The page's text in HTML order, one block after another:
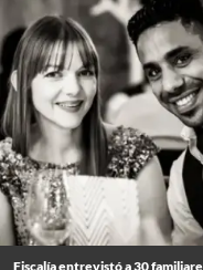
Fiscalía entrevistó a 30